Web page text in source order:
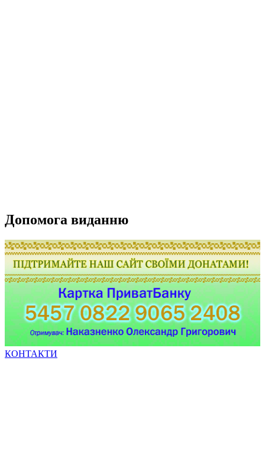
Допомога виданню
КОНТАКТИ